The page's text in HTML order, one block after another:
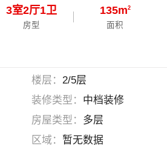
3室2厅1卫
房型
135m2
面积
楼层： 2/5层
装修类型： 中档装修
房屋类型： 多层
区域： 暂无数据